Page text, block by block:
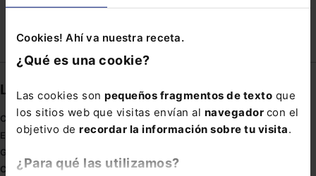
Cookies! Ahí va nuestra receta.
¿Qué es una cookie?
Las cookies son pequeños fragmentos de texto que
los sitios web que visitas envían al navegador con el
objetivo de recordar la información sobre tu visita.
¿Para qué las utilizamos?
ARTÍCULOS RELACIONADOS DE
OTROS AUTORES
Links directos
Coronavirus
Estudio de salud abogacía
Gestión de despachos
Compliance